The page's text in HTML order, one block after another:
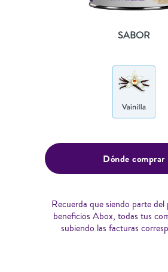
SABOR
Dónde comprar
Recuerda que siendo parte
beneficios Abox, todas tus
subiendo las facturas